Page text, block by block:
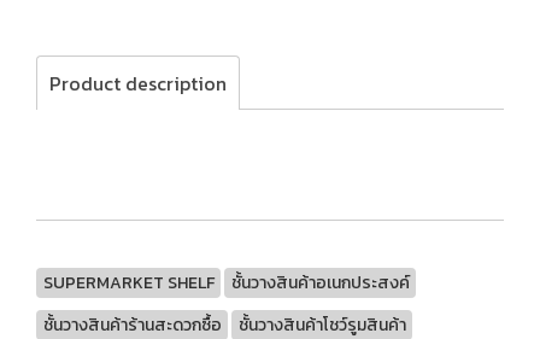
Product description
SUPERMARKET SHELF
ชั้นวางสินค้าอเนกประสงค์
ชั้นวางสินค้าร้านสะดวกซื้อ
ชั้นวางสินค้าโชว์รูมสินค้า